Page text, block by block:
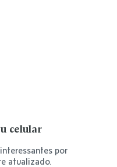
celular
por
atualizado.